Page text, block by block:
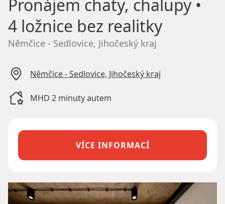
Pronájem chaty, chalupy•
4 ložnice bez realitky
Němčice - Sedlovice, Jihočeský kraj
Němčice - Sedlovice, Jihočeský kraj
MHD 2 minuty autem
VÍCE INFORMACÍ